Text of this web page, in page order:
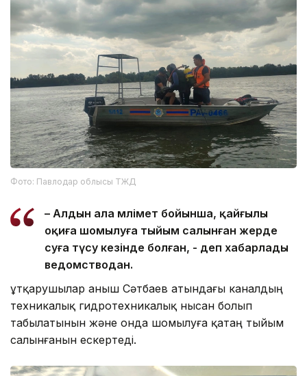
Фото: Павлодар облысы ТЖД
– Алдын ала мәлімет бойынша, қайғылы
оқиға шомылуға тыйым салынған жерде
суға түсу кезінде болған, - деп хабарлады
ведомстводан.
Құтқарушылар Қаныш Сәтбаев атындағы каналдың
техникалық гидротехникалық нысан болып
табылатынын және онда шомылуға қатаң тыйым
салынғанын ескертеді.